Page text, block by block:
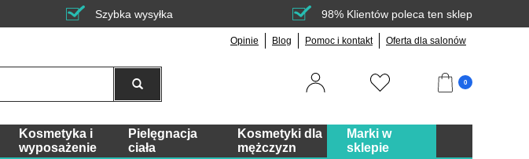
Szybka wysyłka 98% Klientów poleca ten sklep
Opinie Blog Pomoc i kontakt Oferta dla salonów
0
Kosmetyka i
wyposażenie
Pielęgnacja
ciała
Kosmetyki dla
mężczyzn
Marki w
sklepie